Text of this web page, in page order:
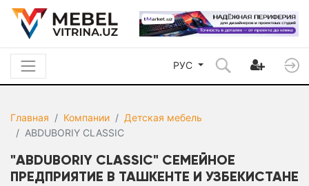
РУС
Главная Компании
Детская мебель
ABDUBORIY CLASSIC
"ABDUBORIY CLASSIC" СЕМЕЙНОЕ
ПРЕДПРИЯТИЕ В ТАШКЕНТЕ И УЗБЕКИСТАНЕ